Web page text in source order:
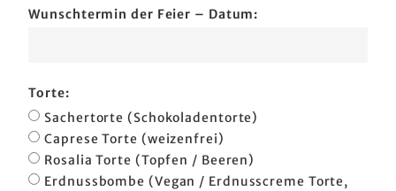
Wunschtermin der Feier – Datum:
Torte:
Sachertorte (Schokoladentorte)
Caprese Torte (weizenfrei)
Rosalia Torte (Topfen / Beeren)
Erdnussbombe (Vegan / Erdnusscreme Torte,